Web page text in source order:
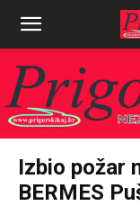
Izbio požar
BERMES